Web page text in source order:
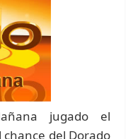
jugado el
chance del Dorado